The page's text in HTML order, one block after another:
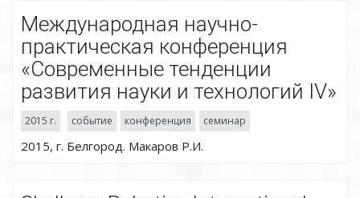
Международная научно-
практическая конференция
«Современные тенденции
развития науки и технологий IV»
2015 г. событие конференция семинар
2015, г. Белгород. Макаров Р.И.